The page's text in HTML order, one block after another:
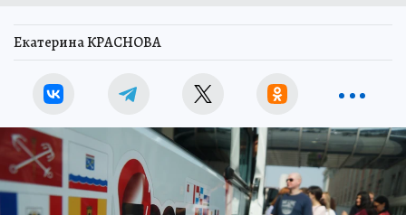
Екатерина КРАСНОВА